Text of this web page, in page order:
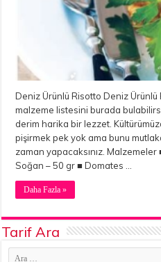
Deniz Ürünlü Risotto Deniz Ürünlü
malzeme listesini burada
derim harika bir lezzet.
pişirmek pek yok ama bunu
zaman yapacaksınız.
Soğan – 50 gr ■ Domates …
Daha Fazla »
Tarif Ara